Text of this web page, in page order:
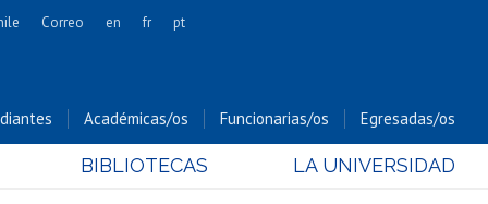
Cs. Forestales y Conservación
Cs. Sociales
Correo en fr pt
Académicas/os Funcionarias/os Egresadas/os
BIBLIOTECAS LA UNIVERSIDAD